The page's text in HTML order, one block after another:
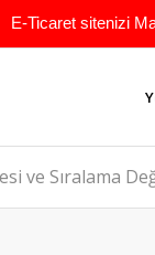
E-Ticaret sitenizi
ve Sıralama